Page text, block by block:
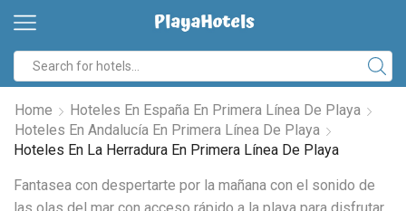
Home
Hoteles En España En Primera Línea De Playa
Hoteles En Andalucía En Primera Línea De Playa
Hoteles En La Herradura En Primera Línea De Playa
Fantasea con despertarte por la mañana con el sonido de